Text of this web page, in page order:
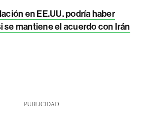
en EE.UU. podría haber
se mantiene el acuerdo con Irán
PUBLICIDAD